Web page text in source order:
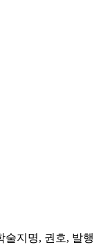
술지명, 권호, 발행